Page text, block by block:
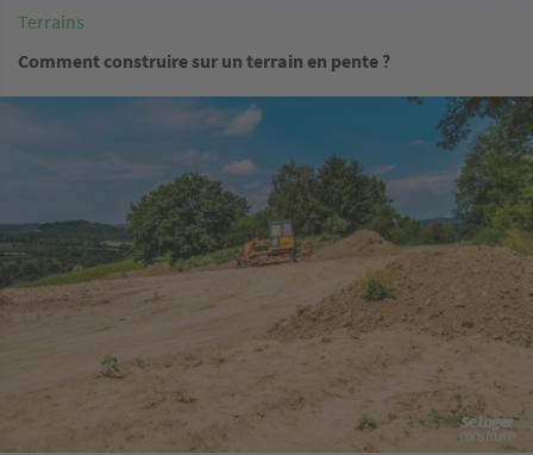
Terrains
Comment construire sur un terrain en pente ?